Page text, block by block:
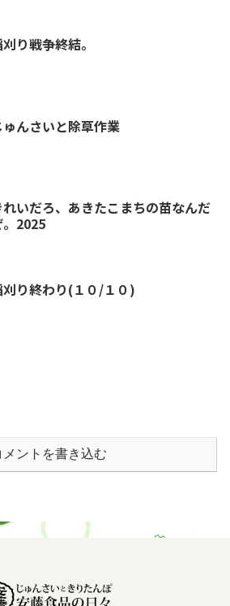
り戦争終結。
ゅんさいと除草作業
れいだろ、あきたこまちの苗なんだ
2025
刈り終わり(１０/１０)
メントを書き込む